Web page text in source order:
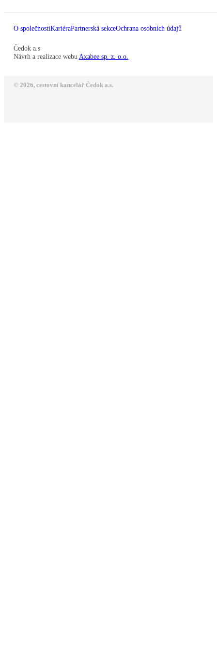
O společnostiKariéraPartnerská sekceOchrana osobních údajů
Čedok a.s
Návrh a realizace webu Axabee sp. z. o.o.
© 2026, cestovní kancelář Čedok a.s.